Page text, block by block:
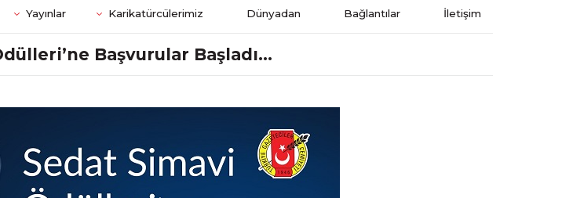
Yayınlar Karikatürcülerimiz Dünyadan Bağlantılar İletişim
Başvurular Başladı…